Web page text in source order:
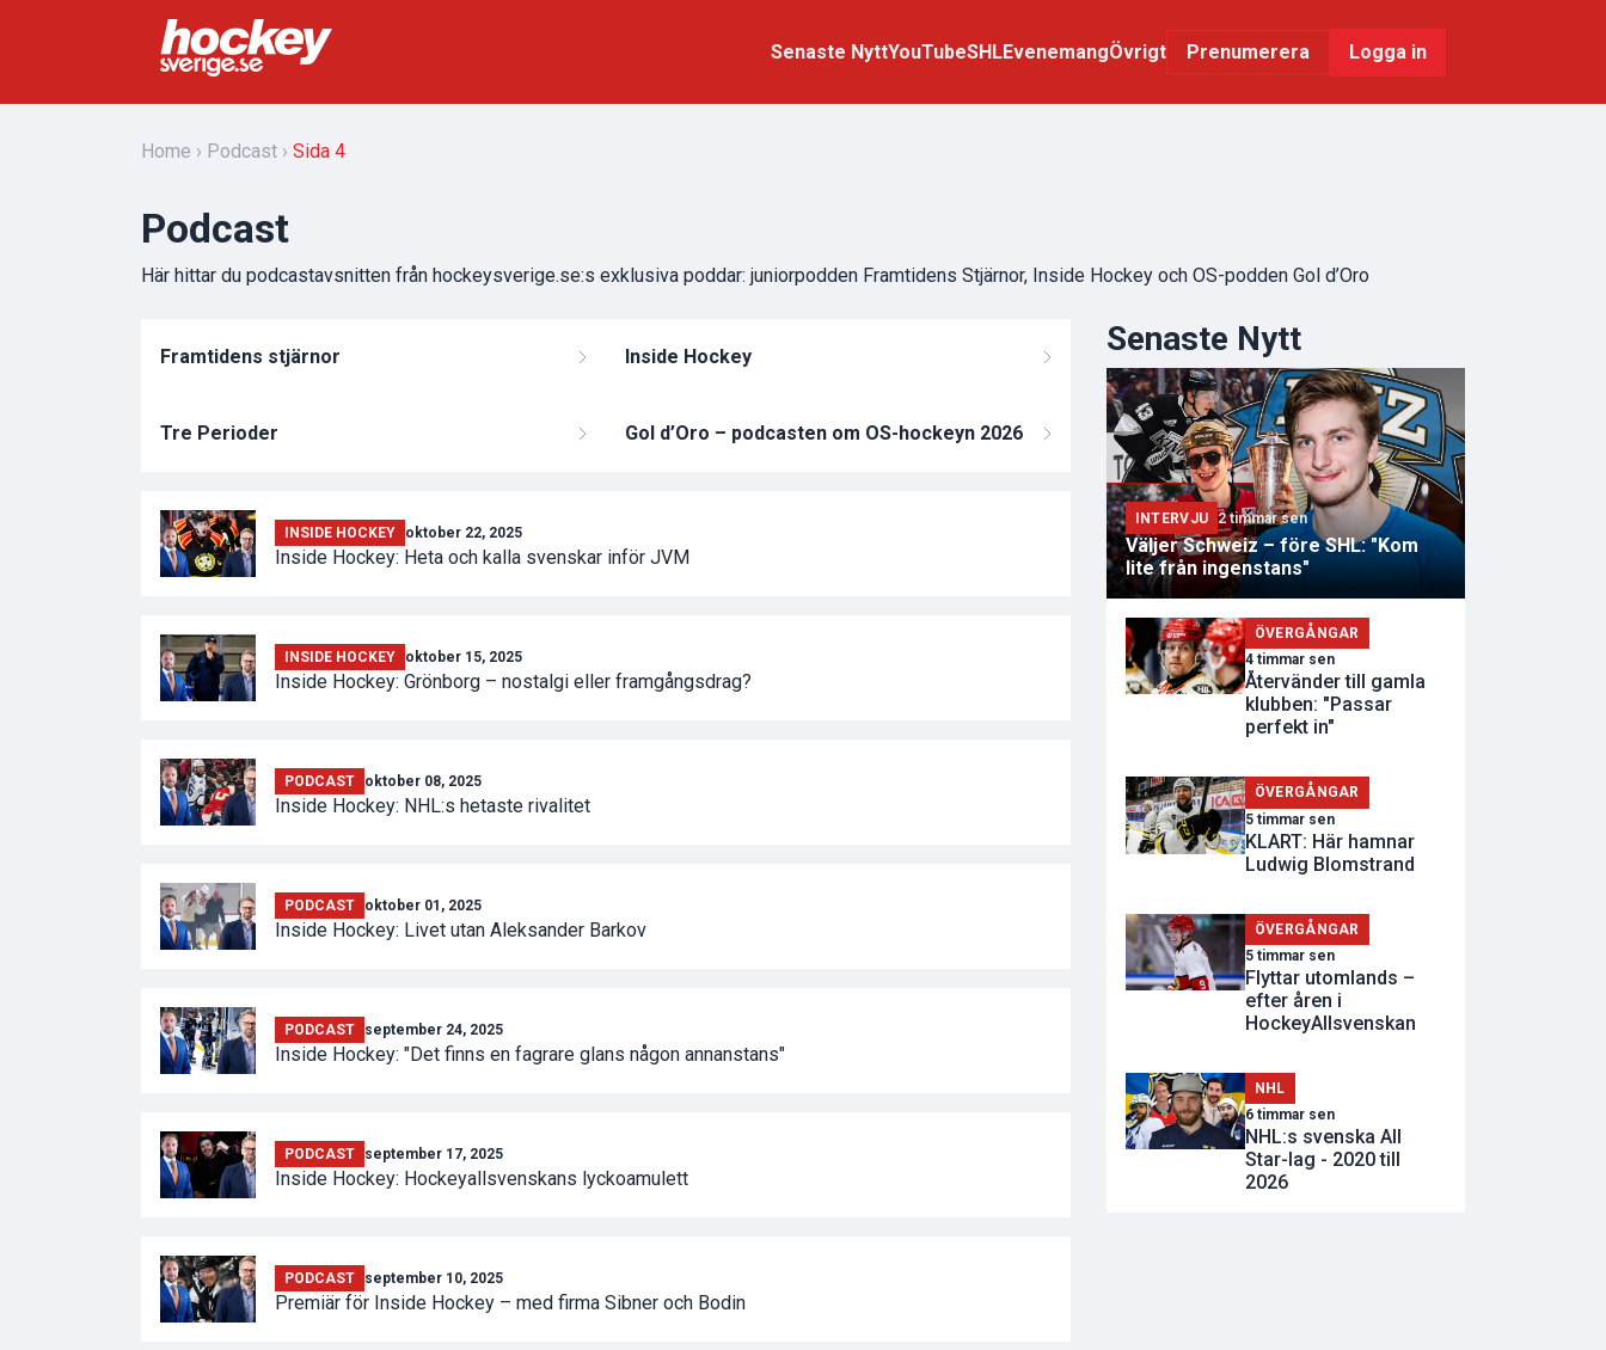
Senaste NyttYouTubeSHLEvenemangÖvrigt Prenumerera Logga in
Home Podcast Sida 4
Podcast
Här hittar du podcastavsnitten från hockeysverige.se:s exklusiva poddar: juniorpodden Framtidens Stjärnor, Inside Hockey och OS-podden Gol d’Oro
Framtidens stjärnor
Tre Perioder
Inside Hockey
Gol d’Oro – podcasten om OS-hockeyn 2026
INSIDE HOCKEY oktober 22, 2025
Inside Hockey: Heta och kalla svenskar inför JVM
INSIDE HOCKEY oktober 15, 2025
Inside Hockey: Grönborg – nostalgi eller framgångsdrag?
PODCAST oktober 08, 2025
Inside Hockey: NHL:s hetaste rivalitet
PODCAST oktober 01, 2025
Inside Hockey: Livet utan Aleksander Barkov
PODCAST september 24, 2025
Inside Hockey: "Det finns en fagrare glans någon annanstans"
PODCAST september 17, 2025
Inside Hockey: Hockeyallsvenskans lyckoamulett
PODCAST september 10, 2025
Premiär för Inside Hockey – med firma Sibner och Bodin
Senaste Nytt
INTERVJU 2 timmar sen
Väljer Schweiz – före SHL: "Kom
lite från ingenstans"
ÖVERGÅNGAR
4 timmar sen
Återvänder till gamla
klubben: "Passar
perfekt in"
ÖVERGÅNGAR
5 timmar sen
KLART: Här hamnar
Ludwig Blomstrand
ÖVERGÅNGAR
5 timmar sen
Flyttar utomlands –
efter åren i
HockeyAllsvenskan
NHL
6 timmar sen
NHL:s svenska All
Star-lag - 2020 till
2026